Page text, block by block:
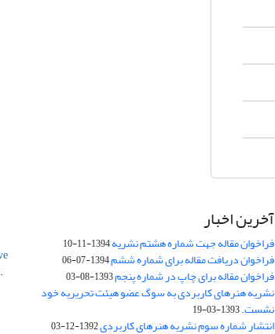
آخرین اخبار
فراخوان مقاله جهت شماره هشتم نشریه1394-11-10
فراخوان دریافت مقاله برای شماره ششم1394-07-06
فراخوان مقاله برای چاپ در شماره پنجم1393-08-03
نشریه هنرهای کاربردی به سوگ عضو هیئت تحریریه خود
نشست.1393-03-19
انتشار شماره سوم نشریه هنرهای کاربردی1392-12-03
.